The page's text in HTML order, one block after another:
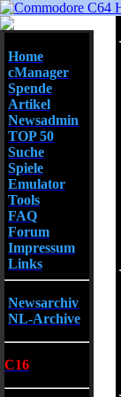
Home
cManager
Spende
Artikel
Newsadmin
TOP 50
Suche
Spiele
Emulator
Tools
FAQ
Forum
Impressum
Links
Newsarchiv
NL-Archive
C16